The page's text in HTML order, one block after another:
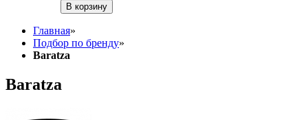
В корзину
Главная»
Подбор по бренду»
Baratza
Baratza